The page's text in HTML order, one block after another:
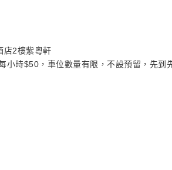
店2樓紫粵軒
時$50，車位數量有限，不設預留，先到